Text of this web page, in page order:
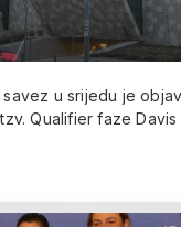
savez u srijedu je
Qualifier faze